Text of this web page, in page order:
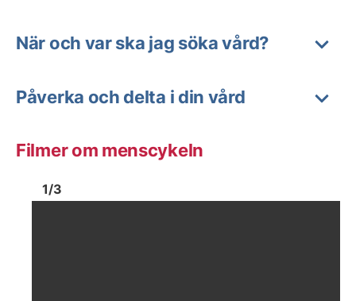
När och var ska jag söka vård?
Påverka och delta i din vård
Filmer om menscykeln
Bild 1
1/3